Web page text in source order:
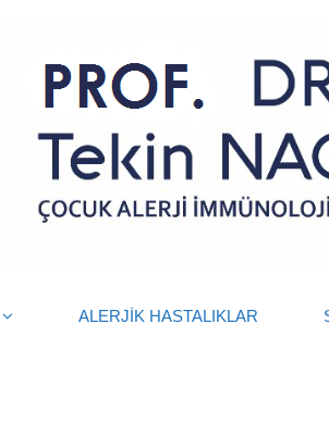
ALERJİK HASTALIKLAR